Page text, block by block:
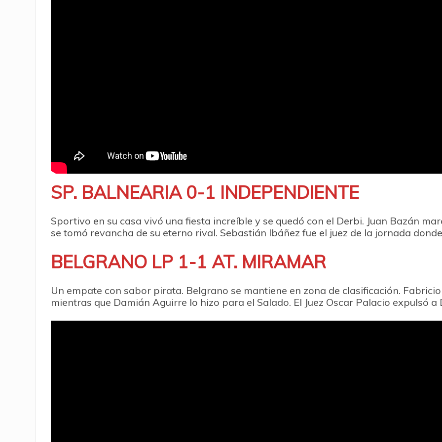
SP. BALNEARIA 0-1 INDEPENDIENTE
Sportivo en su casa vivó una fiesta increíble y se quedó con el Derbi. Juan Bazán
se tomó revancha de su eterno rival. Sebastián Ibáñez fue el juez de la jornada
BELGRANO LP 1-1 AT. MIRAMAR
Un empate con sabor pirata. Belgrano se mantiene en zona de clasificación.
mientras que Damián Aguirre lo hizo para el Salado. El Juez Oscar Palacio expulsó a